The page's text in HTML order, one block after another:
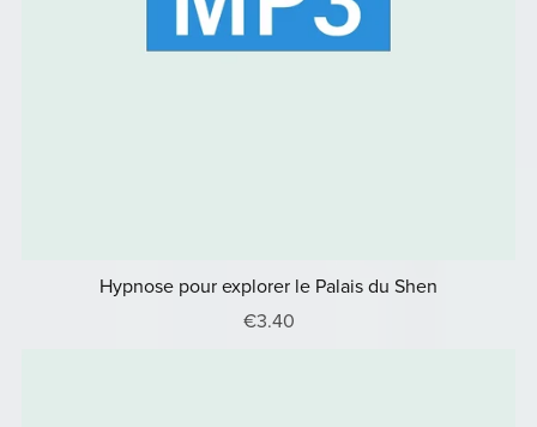
Hypnose pour explorer le Palais du Shen
€3.40